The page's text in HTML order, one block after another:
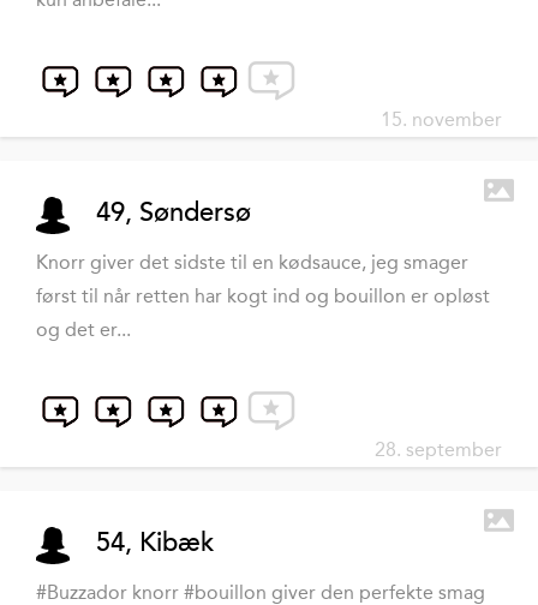
15. november
49, Søndersø
Knorr giver det sidste til en kødsauce, jeg smager
først til når retten har kogt ind og bouillon er opløst
og det er...
28. september
54, Kibæk
#Buzzador knorr #bouillon giver den perfekte smag